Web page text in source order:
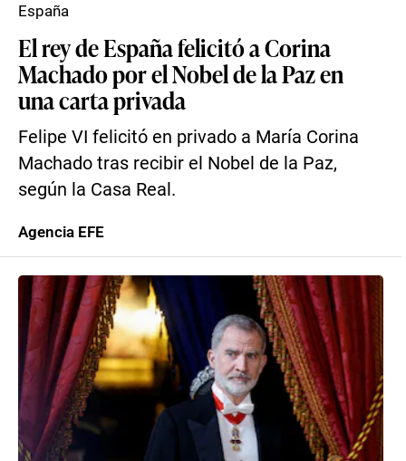
El rey de España felicitó a Corina
Machado por el Nobel de la Paz en
una carta privada
Felipe VI felicitó en privado a María Corina
Machado tras recibir el Nobel de la Paz,
según la Casa Real.
España
Agencia EFE